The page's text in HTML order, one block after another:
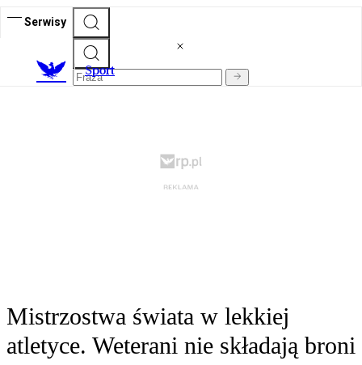
Serwisy
Sport
Mistrzostwa świata w lekkiej
atletyce. Weterani nie składają broni